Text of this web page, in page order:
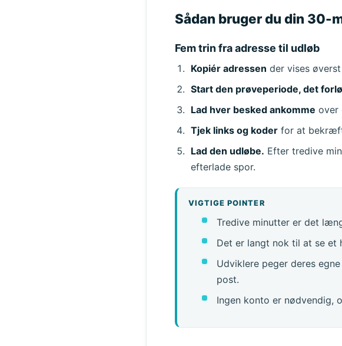
Sådan bruger du din 30-
Fem trin fra adresse til udløb
Kopiér adressen der vises
Start den prøveperiode, det
Lad hver besked ankomme over
Tjek links og koder for at
Lad den udløbe. Efter tredive
efterlade spor.
VIGTIGE POINTER
Tredive minutter er det
Det er langt nok til at se et
Udviklere peger deres
post.
Ingen konto er nødvendig,